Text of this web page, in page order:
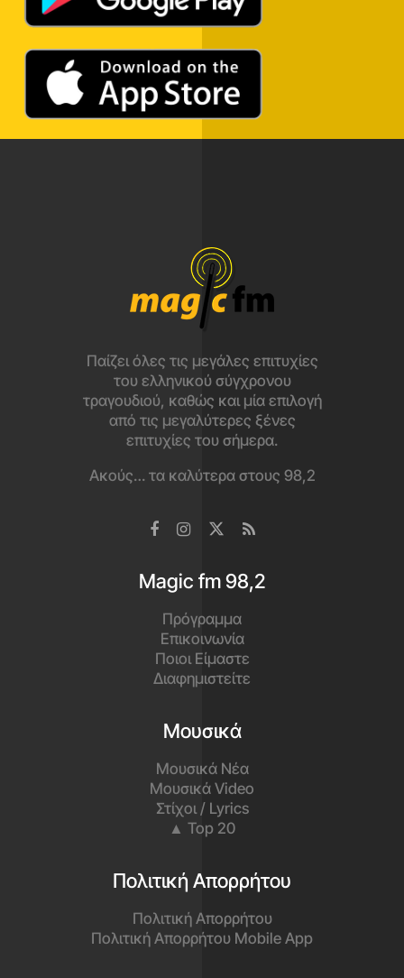
Παίζει όλες τις μεγάλες επιτυχίες
του ελληνικού σύγχρονου
τραγουδιού, καθώς και μία επιλογή
από τις μεγαλύτερες ξένες
επιτυχίες του σήμερα.
Ακούς… τα καλύτερα στους 98,2
Magic fm 98,2
Πρόγραμμα
Επικοινωνία
Ποιοι Είμαστε
Διαφημιστείτε
Μουσικά
Μουσικά Νέα
Μουσικά Video
Στίχοι / Lyrics
▲ Top 20
Πολιτική Απορρήτου
Πολιτική Απορρήτου
Πολιτική Απορρήτου Mobile App